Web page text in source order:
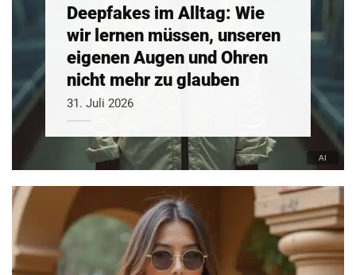
Deepfakes im Alltag: Wie
wir lernen müssen, unseren
eigenen Augen und Ohren
nicht mehr zu glauben
31. Juli 2026